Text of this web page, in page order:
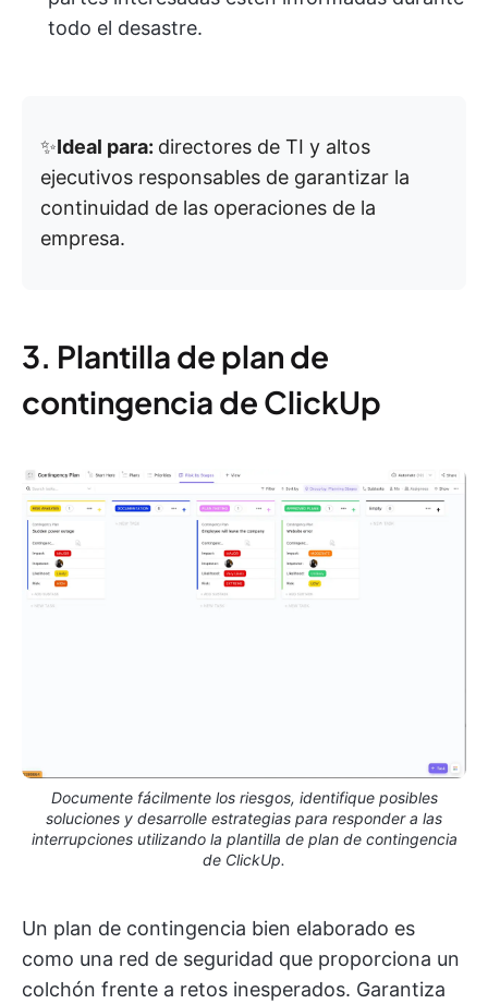
todo el desastre.
✨Ideal para: directores de TI y altos
ejecutivos responsables de garantizar la
continuidad de las operaciones de la
empresa.
3. Plantilla de plan de
contingencia de ClickUp
Documente fácilmente los riesgos, identifique posibles
soluciones y desarrolle estrategias para responder a las
interrupciones utilizando la plantilla de plan de contingencia
de ClickUp.
Un plan de contingencia bien elaborado es
como una red de seguridad que proporciona un
colchón frente a retos inesperados. Garantiza